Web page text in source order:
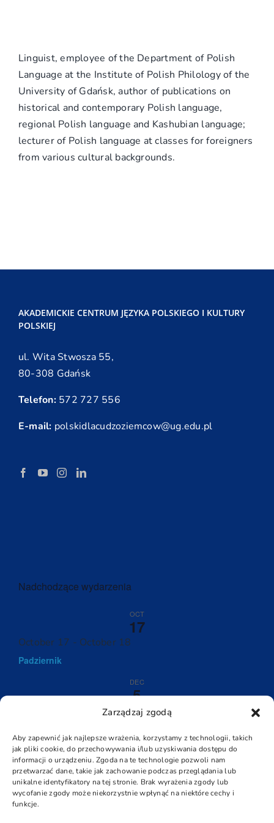
Zarządzaj zgodą
Aby zapewnić jak najlepsze wrażenia, korzystamy z technologii, takich
jak pliki cookie, do przechowywania i/lub uzyskiwania dostępu do
informacji o urządzeniu. Zgoda na te technologie pozwoli nam
przetwarzać dane, takie jak zachowanie podczas przeglądania lub
unikalne identyfikatory na tej stronie. Brak wyrażenia zgody lub
wycofanie zgody może niekorzystnie wpłynąć na niektóre cechy i
funkcje.
Linguist, employee of the Department of Polish
Language at the Institute of Polish Philology of the
University of Gdańsk, author of publications on
historical and contemporary Polish language,
regional Polish language and Kashubian language;
lecturer of Polish language at classes for foreigners
from various cultural backgrounds.
AKADEMICKIE CENTRUM JĘZYKA POLSKIEGO I KULTURY
POLSKIEJ
ul. Wita Stwosza 55,
80-308 Gdańsk
Telefon: 572 727 556
E-mail: polskidlacudzoziemcow@ug.edu.pl
Nadchodzące wydarzenia
OCT
17
October 17 - October 18
Padziernik
DEC
5
December 6
View Calendar